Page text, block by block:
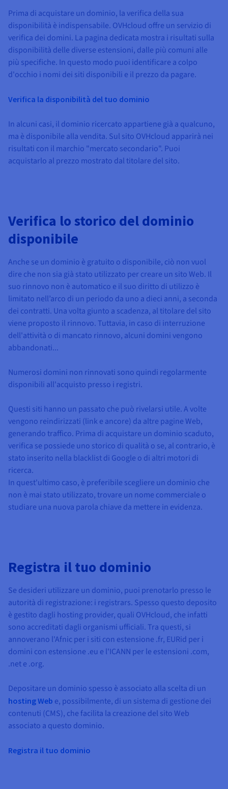
Prima di acquistare un dominio, la verifica della sua
disponibilità è indispensabile. OVHcloud offre un servizio di
verifica dei domini. La pagina dedicata mostra i risultati sulla
disponibilità delle diverse estensioni, dalle più comuni alle
più specifiche. In questo modo puoi identificare a colpo
d'occhio i nomi dei siti disponibili e il prezzo da pagare.
Verifica la disponibilità del tuo dominio
In alcuni casi, il dominio ricercato appartiene già a qualcuno,
ma è disponibile alla vendita. Sul sito OVHcloud apparirà nei
risultati con il marchio "mercato secondario". Puoi
acquistarlo al prezzo mostrato dal titolare del sito.
Verifica lo storico del dominio
disponibile
Anche se un dominio è gratuito o disponibile, ciò non vuol
dire che non sia già stato utilizzato per creare un sito Web. Il
suo rinnovo non è automatico e il suo diritto di utilizzo è
limitato nell’arco di un periodo da uno a dieci anni, a seconda
dei contratti. Una volta giunto a scadenza, al titolare del sito
viene proposto il rinnovo. Tuttavia, in caso di interruzione
dell'attività o di mancato rinnovo, alcuni domini vengono
abbandonati...
Numerosi domini non rinnovati sono quindi regolarmente
disponibili all'acquisto presso i registri.
Questi siti hanno un passato che può rivelarsi utile. A volte
vengono reindirizzati (link e ancore) da altre pagine Web,
generando traffico. Prima di acquistare un dominio scaduto,
verifica se possiede uno storico di qualità o se, al contrario, è
stato inserito nella blacklist di Google o di altri motori di
ricerca.
In quest'ultimo caso, è preferibile scegliere un dominio che
non è mai stato utilizzato, trovare un nome commerciale o
studiare una nuova parola chiave da mettere in evidenza.
Registra il tuo dominio
Se desideri utilizzare un dominio, puoi prenotarlo presso le
autorità di registrazione: i registrars. Spesso questo deposito
è gestito dagli hosting provider, quali OVHcloud, che infatti
sono accreditati dagli organismi ufficiali. Tra questi, si
annoverano l'Afnic per i siti con estensione .fr, EURid per i
domini con estensione .eu e l'ICANN per le estensioni .com,
.net e .org.
Depositare un dominio spesso è associato alla scelta di un
hosting Web e, possibilmente, di un sistema di gestione dei
contenuti (CMS), che facilita la creazione del sito Web
associato a questo dominio.
Registra il tuo dominio